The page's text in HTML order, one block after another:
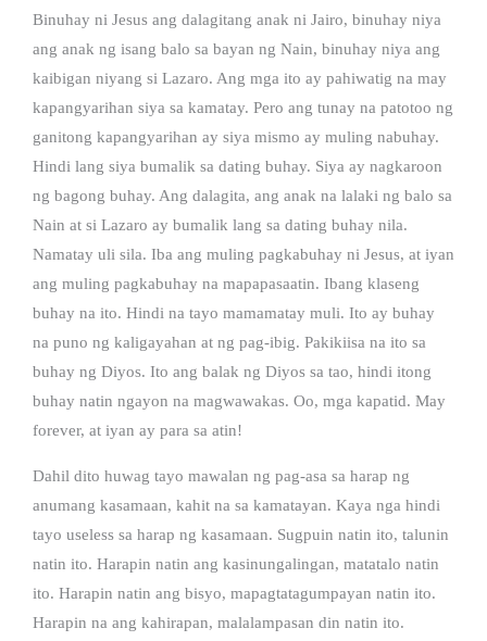
Binuhay ni Jesus ang dalagitang anak ni Jairo, binuhay niya
ang anak ng isang balo sa bayan ng Nain, binuhay niya ang
kaibigan niyang si Lazaro. Ang mga ito ay pahiwatig na may
kapangyarihan siya sa kamatay. Pero ang tunay na patotoo ng
ganitong kapangyarihan ay siya mismo ay muling nabuhay.
Hindi lang siya bumalik sa dating buhay. Siya ay nagkaroon
ng bagong buhay. Ang dalagita, ang anak na lalaki ng balo sa
Nain at si Lazaro ay bumalik lang sa dating buhay nila.
Namatay uli sila. Iba ang muling pagkabuhay ni Jesus, at iyan
ang muling pagkabuhay na mapapasaatin. Ibang klaseng
buhay na ito. Hindi na tayo mamamatay muli. Ito ay buhay
na puno ng kaligayahan at ng pag-ibig. Pakikiisa na ito sa
buhay ng Diyos. Ito ang balak ng Diyos sa tao, hindi itong
buhay natin ngayon na magwawakas. Oo, mga kapatid. May
forever, at iyan ay para sa atin!
Dahil dito huwag tayo mawalan ng pag-asa sa harap ng
anumang kasamaan, kahit na sa kamatayan. Kaya nga hindi
tayo useless sa harap ng kasamaan. Sugpuin natin ito, talunin
natin ito. Harapin natin ang kasinungalingan, matatalo natin
ito. Harapin natin ang bisyo, mapagtatagumpayan natin ito.
Harapin na ang kahirapan, malalampasan din natin ito.